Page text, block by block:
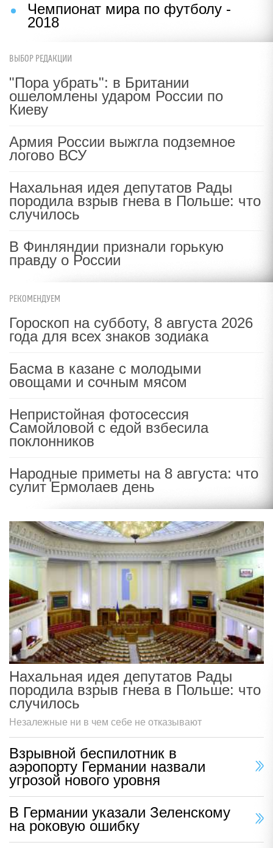
Чемпионат мира по футболу -
2018
ВЫБОР РЕДАКЦИИ
"Пора убрать": в Британии
ошеломлены ударом России по
Киеву
Армия России выжгла подземное
логово ВСУ
Нахальная идея депутатов Рады
породила взрыв гнева в Польше: что
случилось
В Финляндии признали горькую
правду о России
РЕКОМЕНДУЕМ
Гороскоп на субботу, 8 августа 2026
года для всех знаков зодиака
Басма в казане с молодыми
овощами и сочным мясом
Непристойная фотосессия
Самойловой с едой взбесила
поклонников
Народные приметы на 8 августа: что
сулит Ермолаев день
Нахальная идея депутатов Рады
породила взрыв гнева в Польше: что
случилось
Незалежные ни в чем себе не отказывают
Взрывной беспилотник в
аэропорту Германии назвали
угрозой нового уровня
В Германии указали Зеленскому
на роковую ошибку